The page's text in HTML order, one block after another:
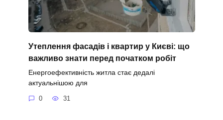
Утеплення фасадів і квартир у Києві: що
важливо знати перед початком робіт
Енергоефективність житла стає дедалі
актуальнішою для
0 31